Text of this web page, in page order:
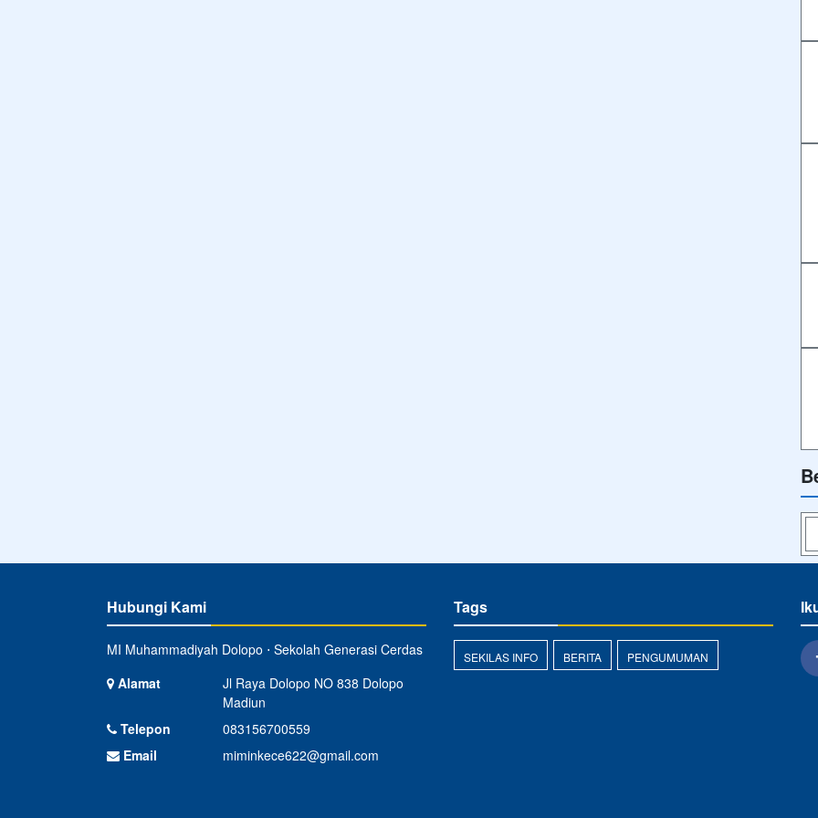
Hubungi Kami
MI Muhammadiyah Dolopo ⋅ Sekolah Generasi Cerdas
Alamat
Jl Raya Dolopo NO 838 Dolopo
Madiun
Telepon
083156700559
Email
miminkece622@gmail.com
Tags
SEKILAS INFO BERITA PENGUMUMAN